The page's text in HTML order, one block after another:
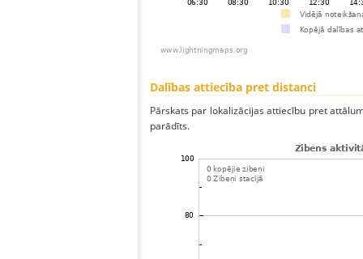
Dalības attiecība pret distanci
Pārskats par lokalizācijas attiecību pret
parādīts.